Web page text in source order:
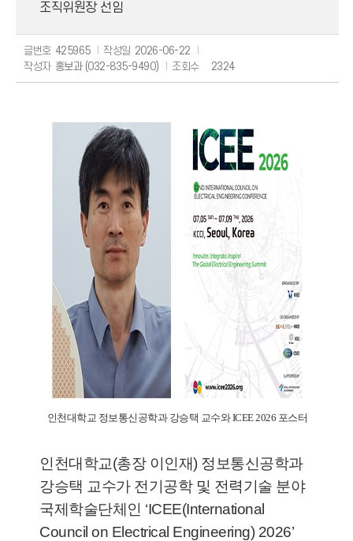
조직위원장 선임
글번호 425965 작성일 2026-06-22
작성자 홍보과 (032-835-9490) 조회수 2324
인천대학교 정보통신공학과 강승택 교수와 ICEE 2026 포스터
인천대학교(총장 이인재) 정보통신공학과
강승택 교수가 전기공학 및 전력기술 분야
국제학술단체인 ‘ICEE(International
Council on Electrical Engineering) 2026’